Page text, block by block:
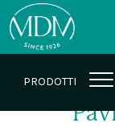
PRODOTTI
HOME